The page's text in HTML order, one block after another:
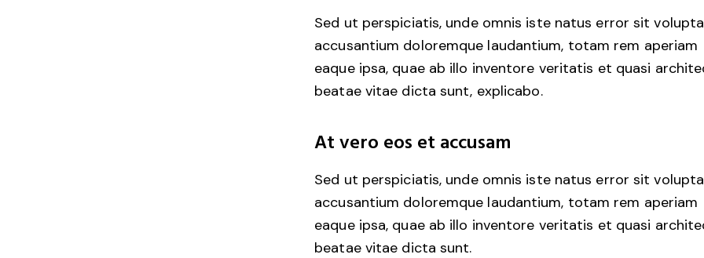
Sed ut perspiciatis, unde omnis iste natus error sit
accusantium doloremque laudantium, totam rem aperiam
eaque ipsa, quae ab illo inventore veritatis et quasi
beatae vitae dicta sunt, explicabo.
At vero eos et accusam
Sed ut perspiciatis, unde omnis iste natus error sit
accusantium doloremque laudantium, totam rem aperiam
eaque ipsa, quae ab illo inventore veritatis et quasi
beatae vitae dicta sunt.